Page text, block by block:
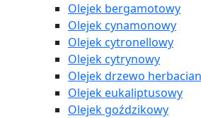
Olejek bergamotowy
Olejek cynamonowy
Olejek cytronellowy
Olejek cytrynowy
Olejek drzewo
Olejek eukaliptusowy
Olejek goździkowy